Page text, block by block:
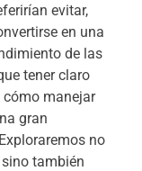
evitar,
en una
de las
tener claro
cómo manejar
gran
no
también